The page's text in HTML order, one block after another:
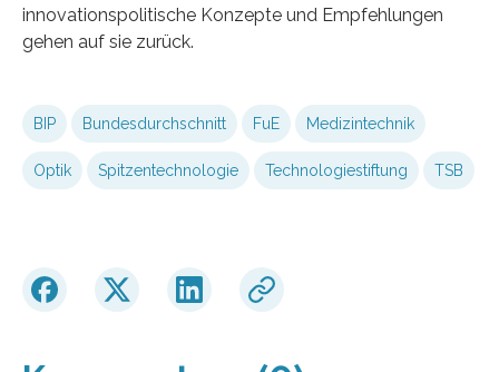
innovationspolitische Konzepte und Empfehlungen
gehen auf sie zurück.
BIP Bundesdurchschnitt FuE Medizintechnik
Optik Spitzentechnologie Technologiestiftung TSB